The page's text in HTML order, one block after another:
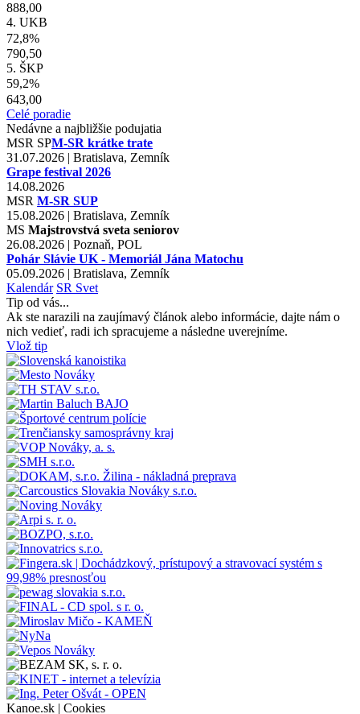
888,00
4. UKB
72,8%
790,50
5. ŠKP
59,2%
643,00
Celé poradie
Nedávne a najbližšie podujatia
MSR SPM-SR krátke trate
31.07.2026 | Bratislava, Zemník
Grape festival 2026
14.08.2026
MSR M-SR SUP
15.08.2026 | Bratislava, Zemník
MS Majstrovstvá sveta seniorov
26.08.2026 | Poznaň, POL
Pohár Slávie UK - Memoriál Jána Matochu
05.09.2026 | Bratislava, Zemník
Kalendár SR Svet
Tip od vás...
Ak ste narazili na zaujímavý článok alebo informácie, dajte nám o
nich vedieť, radi ich spracujeme a následne uverejníme.
Vlož tip
Kanoe.sk | Cookies